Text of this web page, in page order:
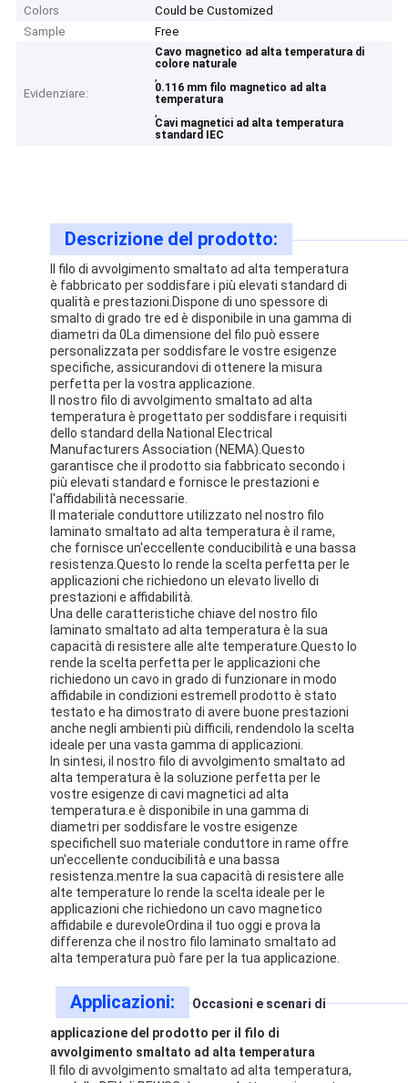
Prodotti
Spettacolo VR
Colors
Could be Customized
Sample
Free
Evidenziare:
Cavo magnetico ad alta temperatura di
colore naturale
,
0.116 mm filo magnetico ad alta
temperatura
,
Cavi magnetici ad alta temperatura
standard IEC
Descrizione del prodotto:
Il filo di avvolgimento smaltato ad alta temperatura
è fabbricato per soddisfare i più elevati standard di
qualità e prestazioni.Dispone di uno spessore di
smalto di grado tre ed è disponibile in una gamma di
diametri da 0La dimensione del filo può essere
personalizzata per soddisfare le vostre esigenze
specifiche, assicurandovi di ottenere la misura
perfetta per la vostra applicazione.
Il nostro filo di avvolgimento smaltato ad alta
temperatura è progettato per soddisfare i requisiti
dello standard della National Electrical
Manufacturers Association (NEMA).Questo
garantisce che il prodotto sia fabbricato secondo i
più elevati standard e fornisce le prestazioni e
l'affidabilità necessarie.
Il materiale conduttore utilizzato nel nostro filo
laminato smaltato ad alta temperatura è il rame,
che fornisce un'eccellente conducibilità e una bassa
resistenza.Questo lo rende la scelta perfetta per le
applicazioni che richiedono un elevato livello di
prestazioni e affidabilità.
Una delle caratteristiche chiave del nostro filo
laminato smaltato ad alta temperatura è la sua
capacità di resistere alle alte temperature.Questo lo
rende la scelta perfetta per le applicazioni che
richiedono un cavo in grado di funzionare in modo
affidabile in condizioni estremeIl prodotto è stato
testato e ha dimostrato di avere buone prestazioni
anche negli ambienti più difficili, rendendolo la scelta
ideale per una vasta gamma di applicazioni.
In sintesi, il nostro filo di avvolgimento smaltato ad
alta temperatura è la soluzione perfetta per le
vostre esigenze di cavi magnetici ad alta
temperatura.e è disponibile in una gamma di
diametri per soddisfare le vostre esigenze
specificheIl suo materiale conduttore in rame offre
un'eccellente conducibilità e una bassa
resistenza.mentre la sua capacità di resistere alle
alte temperature lo rende la scelta ideale per le
applicazioni che richiedono un cavo magnetico
affidabile e durevoleOrdina il tuo oggi e prova la
differenza che il nostro filo laminato smaltato ad
alta temperatura può fare per la tua applicazione.
Applicazioni:
Occasioni e scenari di
applicazione del prodotto per il filo di
avvolgimento smaltato ad alta temperatura
Il filo di avvolgimento smaltato ad alta temperatura,